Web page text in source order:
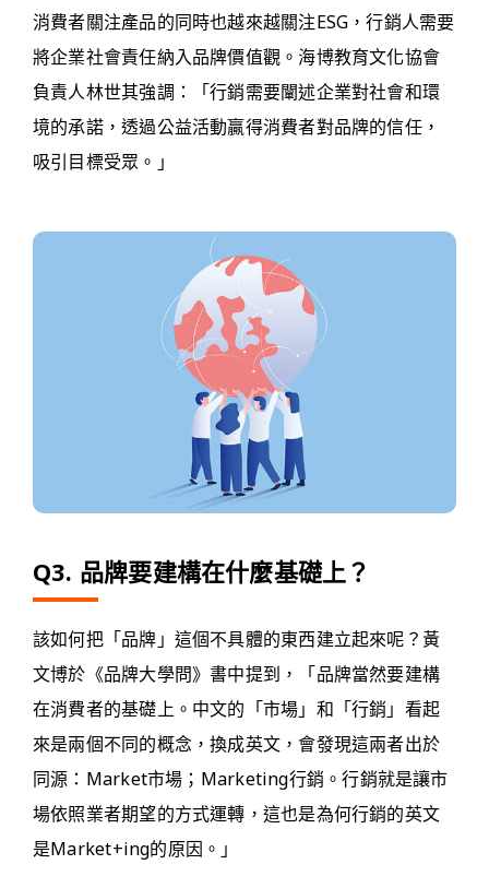
消費者關注產品的同時也越來越關注ESG，行銷人需要
將企業社會責任納入品牌價值觀。海博教育文化協會
負責人林世其強調：「行銷需要闡述企業對社會和環
境的承諾，透過公益活動贏得消費者對品牌的信任，
吸引目標受眾。」
Q3. 品牌要建構在什麼基礎上？
該如何把「品牌」這個不具體的東西建立起來呢？黃
文博於《品牌大學問》書中提到，「品牌當然要建構
在消費者的基礎上。中文的「市場」和「行銷」看起
來是兩個不同的概念，換成英文，會發現這兩者出於
同源：Market市場；Marketing行銷。行銷就是讓市
場依照業者期望的方式運轉，這也是為何行銷的英文
是Market+ing的原因。」